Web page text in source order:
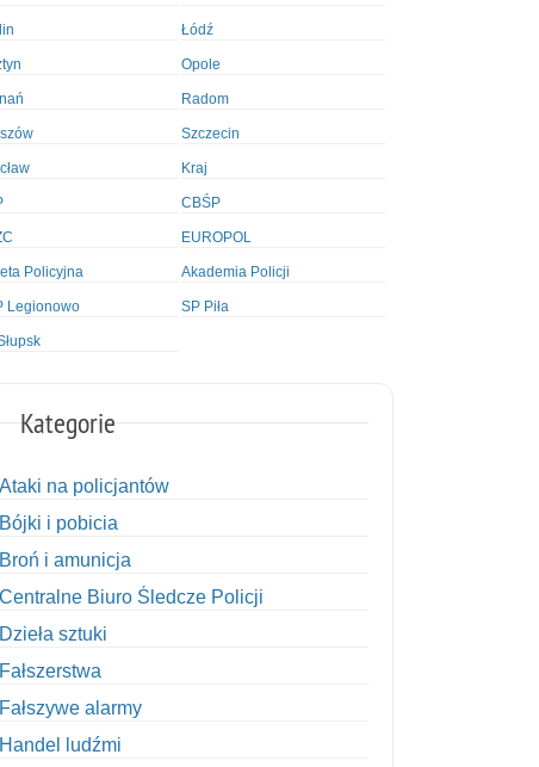
Łódź
Opole
Radom
Szczecin
Kraj
CBŚP
EUROPOL
Policyjna Akademia Policji
Legionowo SP Piła
Kategorie
Ataki na policjantów
Bójki i pobicia
Broń i amunicja
Centralne Biuro Śledcze Policji
Dzieła sztuki
Fałszerstwa
Fałszywe alarmy
Handel ludźmi